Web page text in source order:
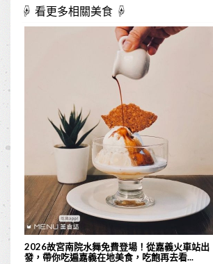
☟ 看更多相關美食 ☟
2026故宮南院水舞免費登場！從嘉義火車站出
發，帶你吃遍嘉義在地美食，吃飽再去看...